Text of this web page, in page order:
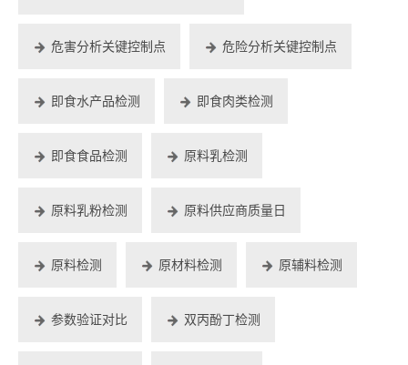
危害分析关键控制点 危险分析关键控制点
即食水产品检测 即食肉类检测
即食食品检测 原料乳检测
原料乳粉检测 原料供应商质量日
原料检测 原材料检测 原辅料检测
参数验证对比 双丙酚丁检测